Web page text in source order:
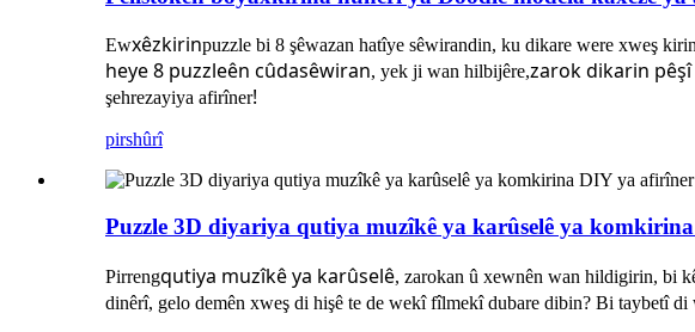
Ewxêzkirinpuzzle bi 8 şêwazan hatîye sêwirandin, ku dikare were xweş
heye8 puzzleên cûdasêwiran, yek ji wan hilbijêre,zarok dikarin
şehrezayiya afirîner!
pirshûrî
Puzzle 3D diyariya qutiya muzîkê ya karûselê ya
Pirrengqutiya muzîkê ya karûselê, zarokan û xewnên wan hildigirin, bi
dinêrî, gelo demên xweş di hişê te de wekî fîlmekî dubare dibin? Bi taybetî di